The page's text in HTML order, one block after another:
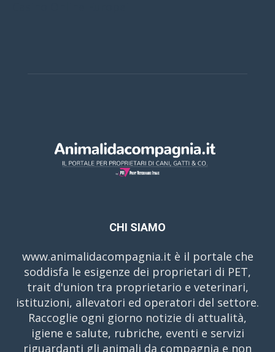
CHI SIAMO
www.animalidacompagnia.it è il portale che
soddisfa le esigenze dei proprietari di PET,
trait d'union tra proprietario e veterinari,
istituzioni, allevatori ed operatori del settore.
Raccoglie ogni giorno notizie di attualità,
igiene e salute, rubriche, eventi e servizi
riguardanti gli animali da compagnia e non